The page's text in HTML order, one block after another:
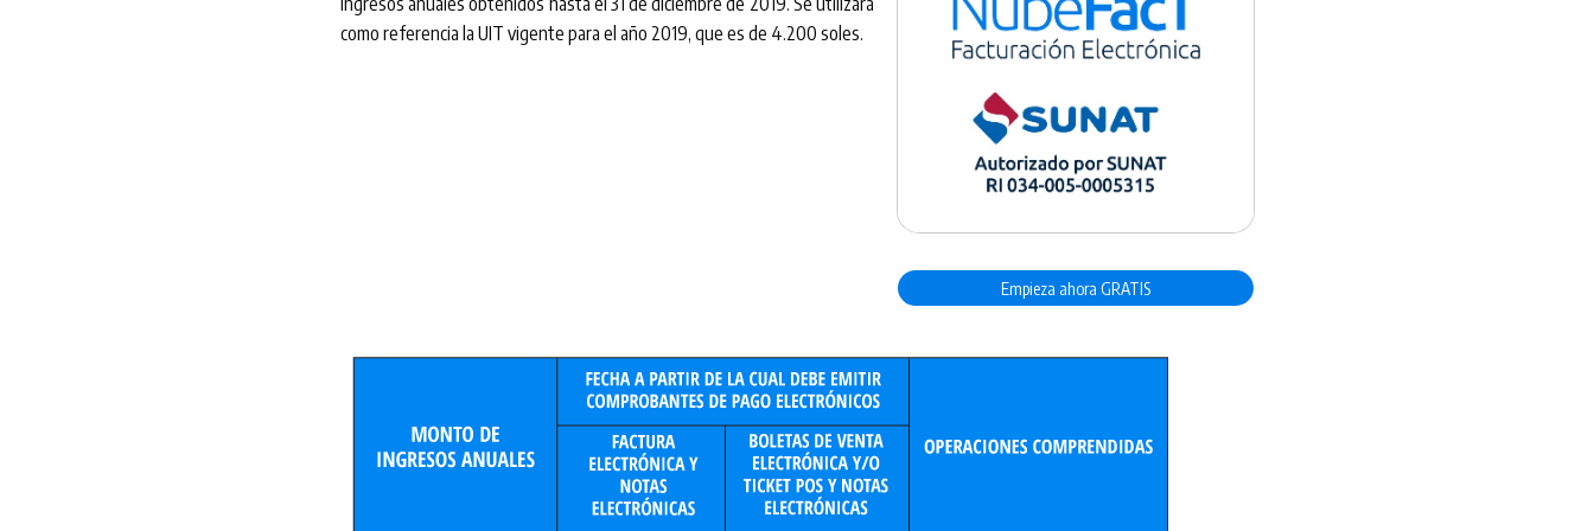
Empieza ahora GRATIS
como referencia la UIT vigente para el año 2019, que es de 4.200 soles.